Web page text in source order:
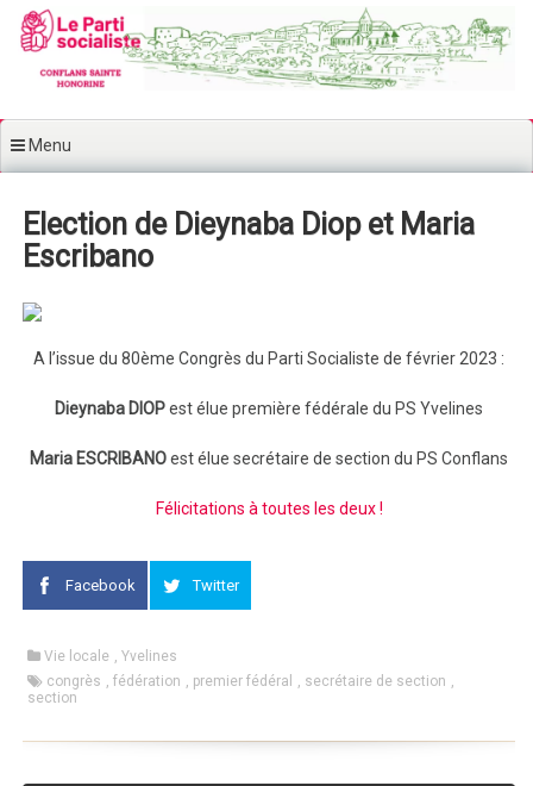
Aller au contenu principal
Menu
Election de Dieynaba Diop et Maria
Escribano
A l’issue du 80ème Congrès du Parti Socialiste de février 2023 :
Dieynaba DIOPest élue première fédérale du PS Yvelines
Maria ESCRIBANOest élue secrétaire de section du PS Conflans
Félicitations à toutes les deux !
Facebook Twitter
Vie locale ,Yvelines
congrès ,fédération , premier fédéral , secrétaire de section ,
section